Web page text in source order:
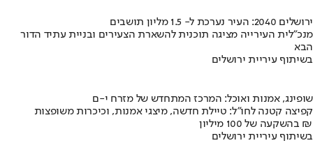
ירושלים 2040: העיר נערכת ל- 1.5 מליון תושבים
מנכ"לית העירייה מציגה תוכנית להשארת הצעירים ובניית עתיד הדור
הבא
בשיתוף עיריית ירושלים
שופינג, אמנות ואוכל: המרכז המתחדש של מזרח י-ם
קפיצה קטנה לחו"ל: טיילת חדשה, מיצגי אמנות, וכיכרות משופצות
בהשקעה של 100 מיליון ₪
בשיתוף עיריית ירושלים